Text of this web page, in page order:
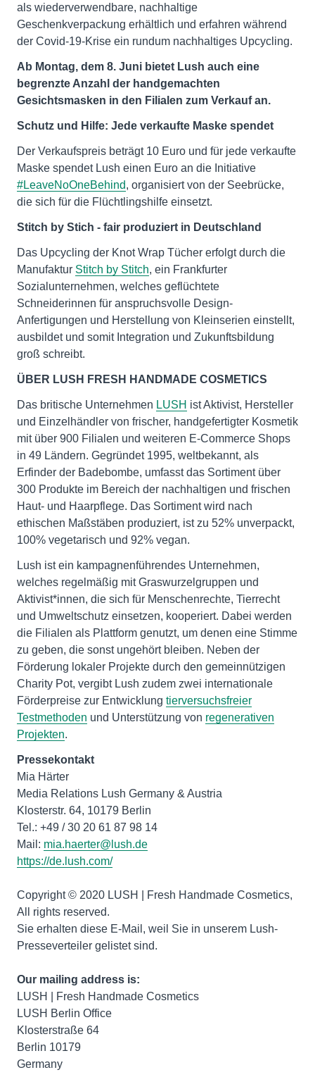
als wiederverwendbare, nachhaltige
Geschenkverpackung erhältlich und erfahren während
der Covid-19-Krise ein rundum nachhaltiges Upcycling.
Ab Montag, dem 8. Juni bietet Lush auch eine
begrenzte Anzahl der handgemachten
Gesichtsmasken in den Filialen zum Verkauf an.
Schutz und Hilfe: Jede verkaufte Maske spendet
Der Verkaufspreis beträgt 10 Euro und für jede verkaufte
Maske spendet Lush einen Euro an die Initiative
#LeaveNoOneBehind, organisiert von der Seebrücke,
die sich für die Flüchtlingshilfe einsetzt.
Stitch by Stich - fair produziert in Deutschland
Das Upcycling der Knot Wrap Tücher erfolgt durch die
Manufaktur Stitch by Stitch, ein Frankfurter
Sozialunternehmen, welches geflüchtete
Schneiderinnen für anspruchsvolle Design-
Anfertigungen und Herstellung von Kleinserien einstellt,
ausbildet und somit Integration und Zukunftsbildung
groß schreibt.
ÜBER LUSH FRESH HANDMADE COSMETICS
Das britische Unternehmen LUSH ist Aktivist, Hersteller
und Einzelhändler von frischer, handgefertigter Kosmetik
mit über 900 Filialen und weiteren E-Commerce Shops
in 49 Ländern. Gegründet 1995, weltbekannt, als
Erfinder der Badebombe, umfasst das Sortiment über
300 Produkte im Bereich der nachhaltigen und frischen
Haut- und Haarpflege. Das Sortiment wird nach
ethischen Maßstäben produziert, ist zu 52% unverpackt,
100% vegetarisch und 92% vegan.
Lush ist ein kampagnenführendes Unternehmen,
welches regelmäßig mit Graswurzelgruppen und
Aktivist*innen, die sich für Menschenrechte, Tierrecht
und Umweltschutz einsetzen, kooperiert. Dabei werden
die Filialen als Plattform genutzt, um denen eine Stimme
zu geben, die sonst ungehört bleiben. Neben der
Förderung lokaler Projekte durch den gemeinnützigen
Charity Pot, vergibt Lush zudem zwei internationale
Förderpreise zur Entwicklung tierversuchsfreier
Testmethoden und Unterstützung von regenerativen
Projekten.
Pressekontakt
Mia Härter
Media Relations Lush Germany & Austria
Klosterstr. 64, 10179 Berlin
Tel.: +49 / 30 20 61 87 98 14
Mail: mia.haerter@lush.de
https://de.lush.com/
Copyright © 2020 LUSH | Fresh Handmade Cosmetics,
All rights reserved.
Sie erhalten diese E-Mail, weil Sie in unserem Lush-
Presseverteiler gelistet sind.
Our mailing address is:
LUSH | Fresh Handmade Cosmetics
LUSH Berlin Office
Klosterstraße 64
Berlin 10179
Germany